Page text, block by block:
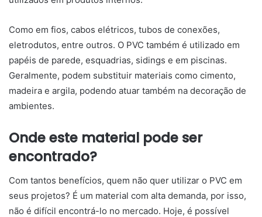
Como em fios, cabos elétricos, tubos de conexões,
eletrodutos, entre outros. O PVC também é utilizado em
papéis de parede, esquadrias, sidings e em piscinas.
Geralmente, podem substituir materiais como cimento,
madeira e argila, podendo atuar também na decoração de
ambientes.
Onde este material pode ser
encontrado?
Com tantos benefícios, quem não quer utilizar o PVC em
seus projetos? É um material com alta demanda, por isso,
não é difícil encontrá-lo no mercado. Hoje, é possível